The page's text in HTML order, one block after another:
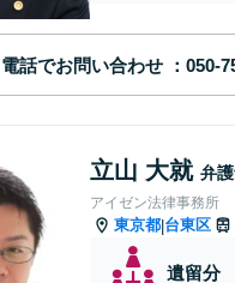
電話でお問い合わせ
立山 大就 弁
アイゼン法律事務所
東京都|台東区
遺留分